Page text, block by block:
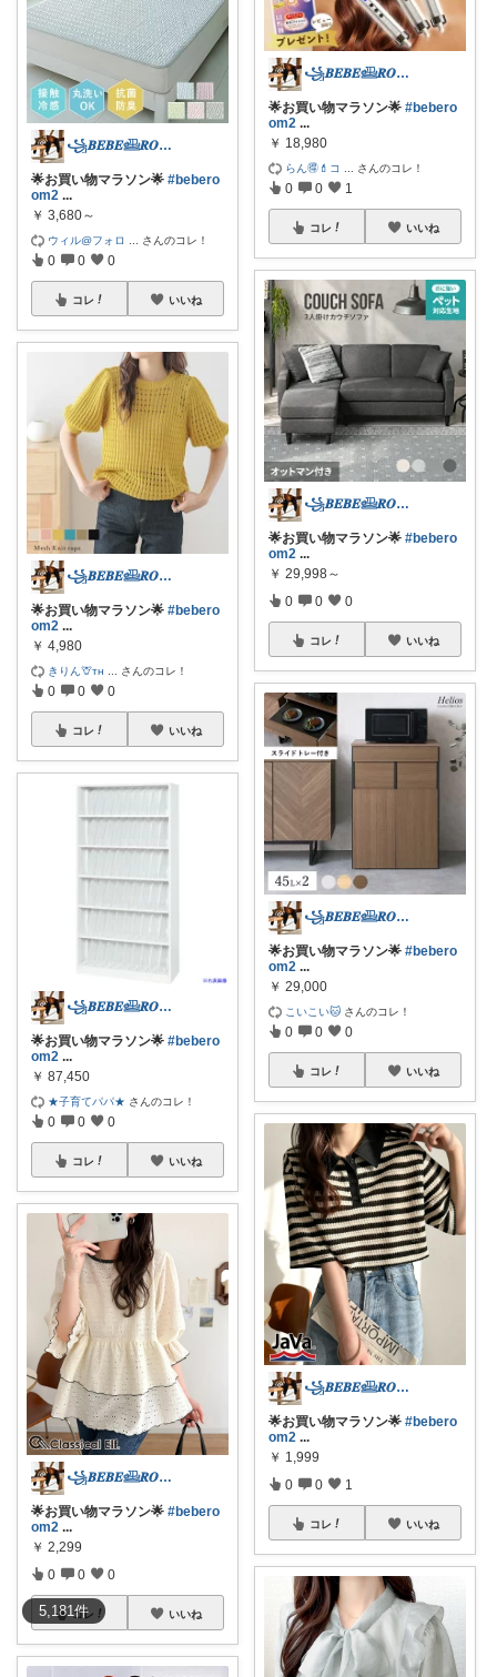
5,181件
꧁𝑩𝑬𝑩𝑬𓊝𝑹𝑶𝑶𝑴꧂
🌟お買い物マラソン🌟 #bebero
om2 ...
￥ 3,680～
ウィル@フォロ さんのコレ！
0 0 0
コレ いいね
꧁𝑩𝑬𝑩𝑬𓊝𝑹𝑶𝑶𝑴꧂
🌟お買い物マラソン🌟 #bebero
om2 ...
￥ 4,980
きりん🦒ᴛʜ さんのコレ！
0 0 0
コレ いいね
꧁𝑩𝑬𝑩𝑬𓊝𝑹𝑶𝑶𝑴꧂
🌟お買い物マラソン🌟 #bebero
om2 ...
￥ 87,450
★子育てパパ★ さんのコレ！
0 0 0
コレ いいね
꧁𝑩𝑬𝑩𝑬𓊝𝑹𝑶𝑶𝑴꧂
🌟お買い物マラソン🌟 #bebero
om2 ...
￥ 2,299
0 0 0
コレ いいね
꧁𝑩𝑬𝑩𝑬𓊝𝑹𝑶𝑶𝑴꧂
🌟お買い物マラソン🌟 #bebero
om2 ...
￥ 18,980
らん🉐💄コ さんのコレ！
0 0 1
コレ いいね
꧁𝑩𝑬𝑩𝑬𓊝𝑹𝑶𝑶𝑴꧂
🌟お買い物マラソン🌟 #bebero
om2 ...
￥ 29,998～
0 0 0
コレ いいね
꧁𝑩𝑬𝑩𝑬𓊝𝑹𝑶𝑶𝑴꧂
🌟お買い物マラソン🌟 #bebero
om2 ...
￥ 29,000
こいこい🐱 さんのコレ！
0 0 0
コレ いいね
꧁𝑩𝑬𝑩𝑬𓊝𝑹𝑶𝑶𝑴꧂
🌟お買い物マラソン🌟 #bebero
om2 ...
￥ 1,999
0 0 1
コレ いいね